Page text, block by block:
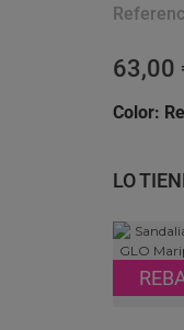
63,00
Color:
LO